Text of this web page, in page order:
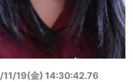
11/19(金) 14:30:42.76